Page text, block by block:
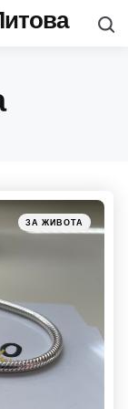
Categories
Posted
in
ЗА ЖИВОТА